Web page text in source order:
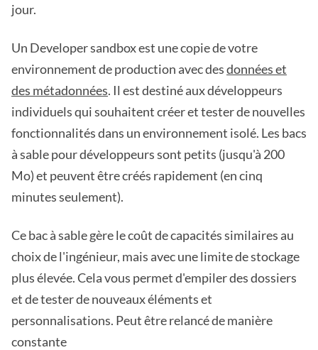
jour.
Un Developer sandbox est une copie de votre
environnement de production avec desdonnées et
des métadonnées. Il est destiné aux développeurs
individuels qui souhaitent créer et tester de nouvelles
fonctionnalités dans un environnement isolé. Les bacs
à sable pour développeurs sont petits (jusqu'à 200
Mo) et peuvent être créés rapidement (en cinq
minutes seulement).
Ce bac à sable gère le coût de capacités similaires au
choix de l'ingénieur, mais avec une limite de stockage
plus élevée. Cela vous permet d'empiler des dossiers
et de tester de nouveaux éléments et
personnalisations. Peut être relancé de manière
constante